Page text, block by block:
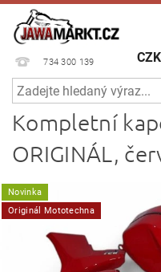
734 300 139 CZK
Kompletní
ORIGINÁL,
Novinka
Originál Mototechna